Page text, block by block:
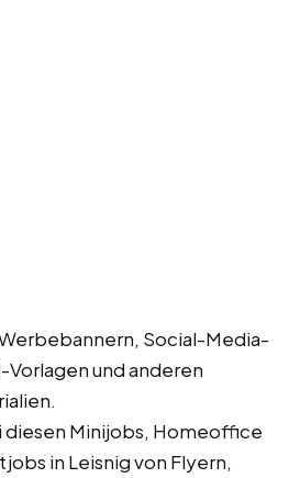
Social-Media-
und anderen
Minijobs, Homeoffice
in Leisnig von Flyern,